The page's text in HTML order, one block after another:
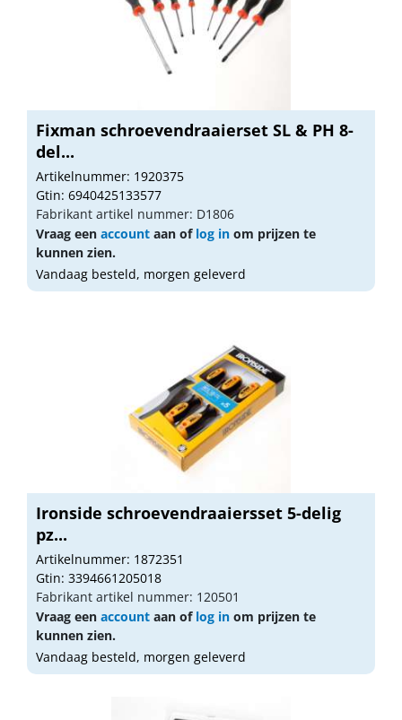
Fixman schroevendraaierset SL & PH 8-
del...
Artikelnummer: 1920375
Gtin: 6940425133577
Fabrikant artikel nummer: D1806
Vraag een account aan of log in om prijzen te
kunnen zien.
Vandaag besteld, morgen geleverd
Ironside schroevendraaiersset 5-delig
pz...
Artikelnummer: 1872351
Gtin: 3394661205018
Fabrikant artikel nummer: 120501
Vraag een account aan of log in om prijzen te
kunnen zien.
Vandaag besteld, morgen geleverd